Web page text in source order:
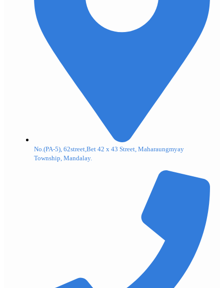
No.(PA-5), 62street,Bet 42 x 43 Street, Maharaungmyay
Township, Mandalay.